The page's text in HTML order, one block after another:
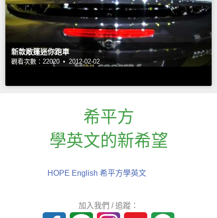
新款敞篷迷你跑車
觀看次數：22020 • 2012-02-02
希平方
學英文的新希望
HOPE English 希平方學英文
加入我們 / 追蹤：